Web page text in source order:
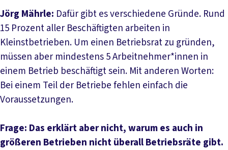
Jörg Mährle: Dafür gibt es verschiedene Gründe. Rund
15 Prozent aller Beschäftigten arbeiten in
Kleinstbetrieben. Um einen Betriebsrat zu gründen,
müssen aber mindestens 5 Arbeitnehmer*innen in
einem Betrieb beschäftigt sein. Mit anderen Worten:
Bei einem Teil der Betriebe fehlen einfach die
Voraussetzungen.
Frage: Das erklärt aber nicht, warum es auch in
größeren Betrieben nicht überall Betriebsräte gibt.